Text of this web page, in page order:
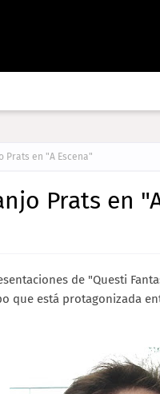
Prats en "A Escena"
Prats en
de "Questi
que está protagonizada